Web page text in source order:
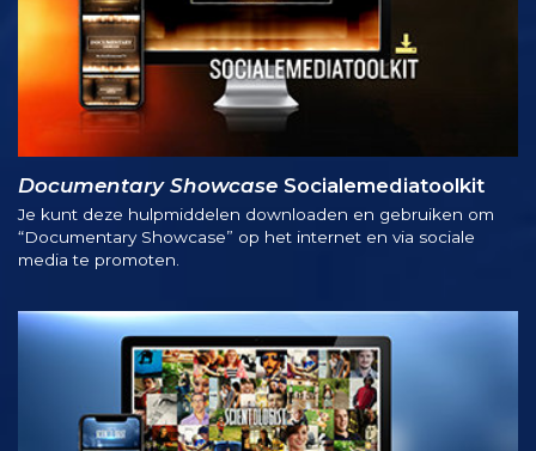
Documentary Showcase Socialemediatoolkit
Je kunt deze hulpmiddelen downloaden en gebruiken om
“Documentary Showcase” op het internet en via sociale
media te promoten.